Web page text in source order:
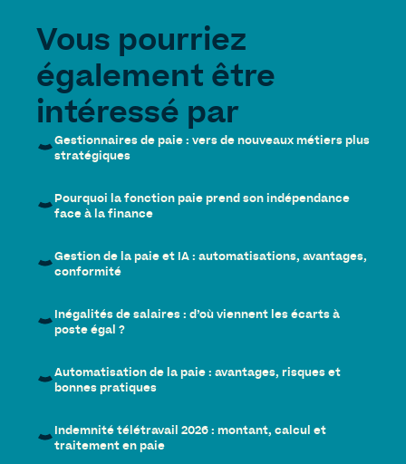
Vous pourriez
également être
intéressé par
Gestionnaires de paie : vers de nouveaux métiers plus
stratégiques
Pourquoi la fonction paie prend son indépendance
face à la finance
Gestion de la paie et IA : automatisations, avantages,
conformité
Inégalités de salaires : d’où viennent les écarts à
poste égal ?
Automatisation de la paie : avantages, risques et
bonnes pratiques
Indemnité télétravail 2026 : montant, calcul et
traitement en paie